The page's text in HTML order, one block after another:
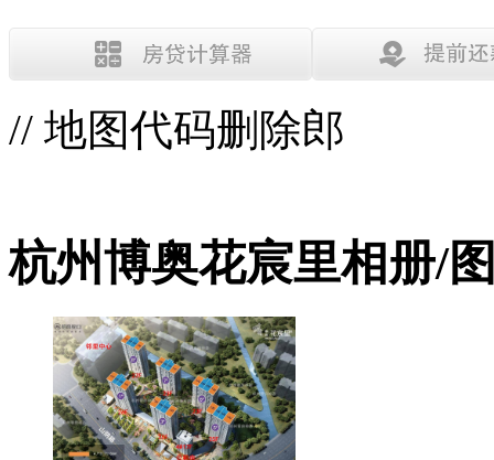
// 地图代码删除郎
杭州博奥花宸里相册/